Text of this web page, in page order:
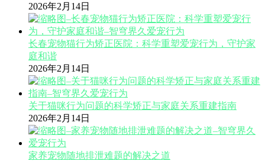
2026年2月14日
长春宠物猫行为矫正医院：科学重塑爱宠行为，守护家
庭和谐
2026年2月14日
关于猫咪行为问题的科学矫正与家庭关系重建指南
2026年2月14日
家养宠物随地排泄难题的解决之道